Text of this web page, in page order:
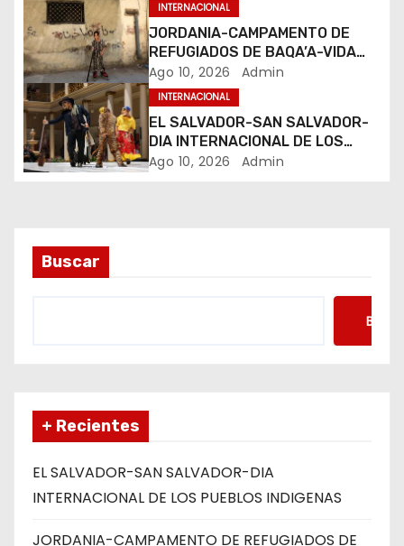
e
e
n
t
r
d
a
INTERNACIONAL
JORDANIA-CAMPAMENTO DE
REFUGIADOS DE BAQA’A-VIDA
COTIDIANA
Ago 10, 2026 Admin
INTERNACIONAL
EL SALVADOR-SAN SALVADOR-
DIA INTERNACIONAL DE LOS
PUEBLOS INDIGENAS
Ago 10, 2026 Admin
Buscar
+ Recientes
EL SALVADOR-SAN SALVADOR-DIA
INTERNACIONAL DE LOS PUEBLOS INDIGENAS
JORDANIA-CAMPAMENTO DE REFUGIADOS DE